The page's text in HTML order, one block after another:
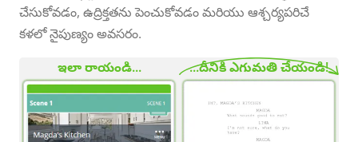
చేసుకోవడం, ఉద్రిక్తతను పెంచుకోవడం మరియు ఆశ్చర్యపరిచే
కళలో నైపుణ్యం అవసరం.
ఇలా రాయండి... ...దీనికి ఎగుమతి చేయండి!